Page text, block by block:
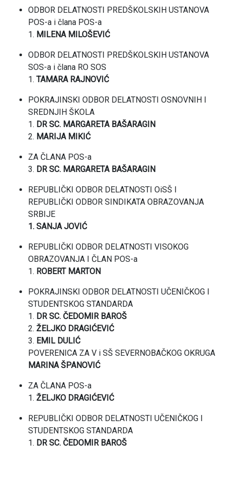
ODBOR DELATNOSTI PREDŠKOLSKIH USTANOVA
POS-a i člana POS-a
1. MILENA MILOŠEVIĆ
ODBOR DELATNOSTI PREDŠKOLSKIH USTANOVA
SOS-a i člana RO SOS
1. TAMARA RAJNOVIĆ
POKRAJINSKI ODBOR DELATNOSTI OSNOVNIH I
SREDNJIH ŠKOLA
1. DR SC. MARGARETA BAŠARAGIN
2. MARIJA MIKIĆ
ZA ČLANA POS-a
3. DR SC. MARGARETA BAŠARAGIN
REPUBLIČKI ODBOR DELATNOSTI OiSŠ I
REPUBLIČKI ODBOR SINDIKATA OBRAZOVANJA
SRBIJE
1. SANJA JOVIĆ
REPUBLIČKI ODBOR DELATNOSTI VISOKOG
OBRAZOVANJA I ČLAN POS-a
1. ROBERT MARTON
POKRAJINSKI ODBOR DELATNOSTI UČENIČKOG I
STUDENTSKOG STANDARDA
1. DR SC. ČEDOMIR BAROŠ
2. ŽELJKO DRAGIĆEVIĆ
3. EMIL DULIĆ
POVERENICA ZA V i SŠ SEVERNOBAČKOG OKRUGA
MARINA ŠPANOVIĆ
ZA ČLANA POS-a
1. ŽELJKO DRAGIĆEVIĆ
REPUBLIČKI ODBOR DELATNOSTI UČENIČKOG I
STUDENTSKOG STANDARDA
1. DR SC. ČEDOMIR BAROŠ